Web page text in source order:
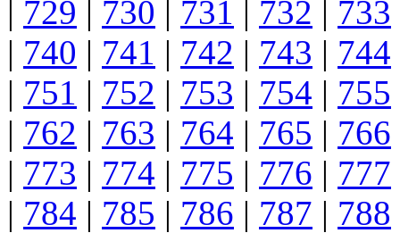
| 729 | 730 | 731 | 732 | 733
| 740 | 741 | 742 | 743 | 744
| 751 | 752 | 753 | 754 | 755
| 762 | 763 | 764 | 765 | 766
| 773 | 774 | 775 | 776 | 777
| 784 | 785 | 786 | 787 | 788